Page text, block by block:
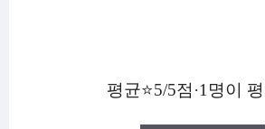
평균⭐5/5점·1명이